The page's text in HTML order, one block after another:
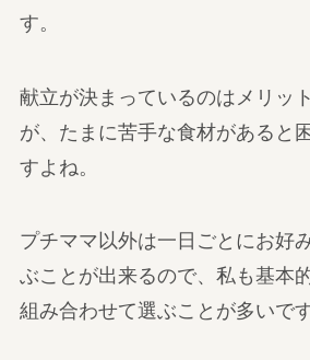
す。
献立が決まっているのはメリッ
が、たまに苦手な食材があると
すよね。
プチママ以外は一日ごとにお好
ぶことが出来るので、私も基本
組み合わせて選ぶことが多いです